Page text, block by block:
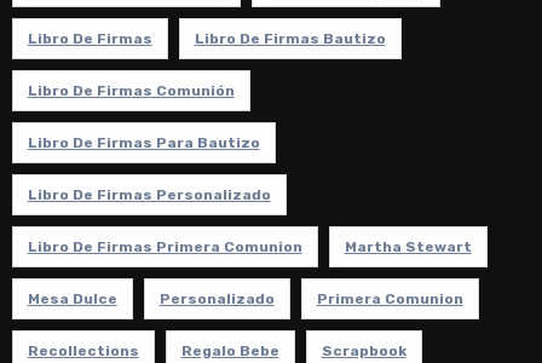
Libro De Firmas Libro De Firmas Bautizo
Libro De Firmas Comunión
Libro De Firmas Para Bautizo
Libro De Firmas Personalizado
Libro De Firmas Primera Comunion Martha Stewart
Mesa Dulce Personalizado Primera Comunion
Recollections Regalo Bebe Scrapbook